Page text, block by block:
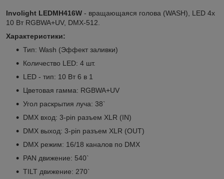
Involight LEDMH416W - вращающаяся голова (WASH), LED 4x
10 Вт RGBWA+UV, DMX-512.
Характеристики:
Тип: Wash (Эффект заливки)
Количество LED: 4 шт.
LED - тип: 10 Вт 6 в 1
Цветовая гамма: RGBWA+UV
Угол раскрытия луча: 38`
DMX вход: 3-pin разъем XLR (IN)
DMX выход: 3-pin разъем XLR (OUT)
DMX режим: 16/18 каналов по DMX
PAN движение: 540`
TILT движение: 270`